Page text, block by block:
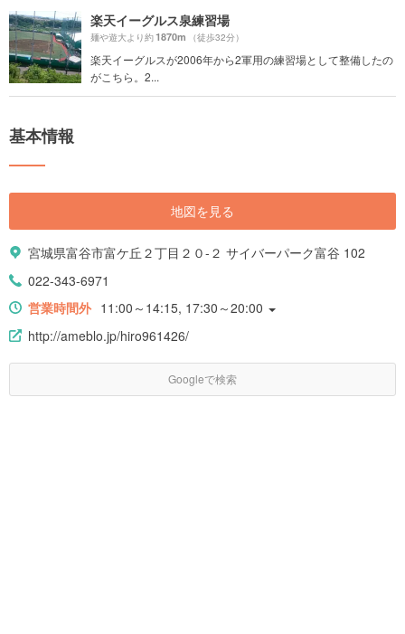
楽天イーグルス泉練習場
麺や遊大より約1870m （徒歩32分）
楽天イーグルスが2006年から2軍用の練習場として整備したの
がこちら。2...
基本情報
地図を見る
宮城県富谷市富ケ丘２丁目２０-２ サイバーパーク富谷 102
022-343-6971
営業時間外 11:00～14:15, 17:30～20:00
http://ameblo.jp/hiro961426/
Googleで検索